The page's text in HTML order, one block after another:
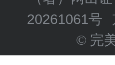
20261061号
© 完